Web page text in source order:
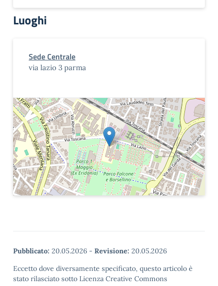
Luoghi
Sede Centrale
via lazio 3 parma
Pubblicato: 20.05.2026 - Revisione: 20.05.2026
Eccetto dove diversamente specificato, questo articolo è
stato rilasciato sotto Licenza Creative Commons